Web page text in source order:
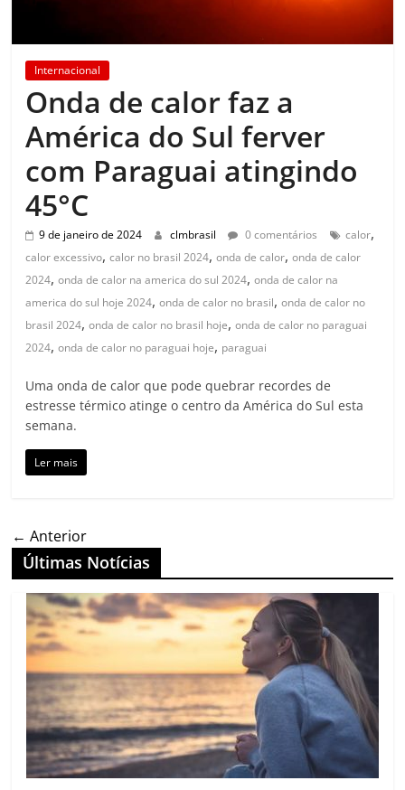
Internacional
Onda de calor faz a
América do Sul ferver
com Paraguai atingindo
45°C
9 de janeiro de 2024 clmbrasil 0 comentários calor,
calor excessivo,calor no brasil 2024,onda de calor,onda de calor
2024,onda de calor na america do sul 2024,onda de calor na
america do sul hoje 2024,onda de calor no brasil,onda de calor no
brasil 2024,onda de calor no brasil hoje,onda de calor no paraguai
2024,onda de calor no paraguai hoje, paraguai
Uma onda de calor que pode quebrar recordes de
estresse térmico atinge o centro da América do Sul esta
semana.
Ler mais
← Anterior
Últimas Notícias